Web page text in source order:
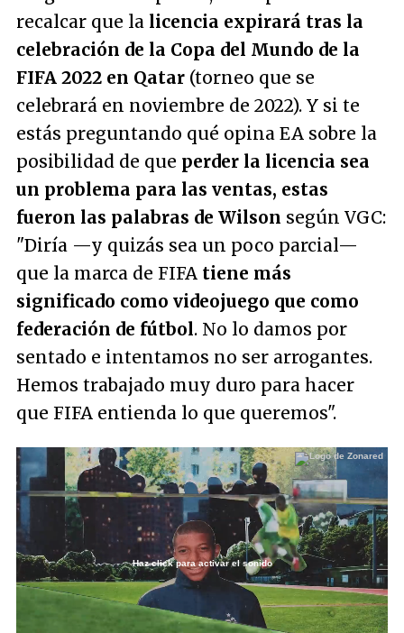
recalcar que la licencia expirará tras la
celebración de la Copa del Mundo de la
FIFA 2022 en Qatar (torneo que se
celebrará en noviembre de 2022). Y si te
estás preguntando qué opina EA sobre la
posibilidad de que perder la licencia sea
un problema para las ventas, estas
fueron las palabras de Wilson según VGC:
"Diría —y quizás sea un poco parcial—
que la marca de FIFA tiene más
significado como videojuego que como
federación de fútbol. No lo damos por
sentado e intentamos no ser arrogantes.
Hemos trabajado muy duro para hacer
que FIFA entienda lo que queremos".
/
Loaded
28.76%
Haz click para activar el sonido